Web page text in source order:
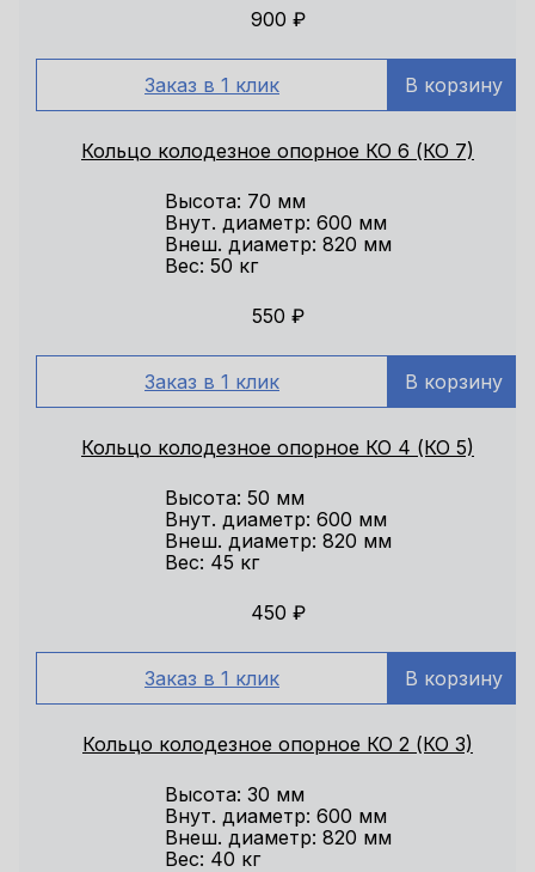
900 ₽
Заказ в 1 клик В корзину
Кольцо колодезное опорное КО 6 (КО 7)
Высота: 70 мм
Внут. диаметр: 600 мм
Внеш. диаметр: 820 мм
Вес: 50 кг
550 ₽
Заказ в 1 клик В корзину
Кольцо колодезное опорное КО 4 (КО 5)
Высота: 50 мм
Внут. диаметр: 600 мм
Внеш. диаметр: 820 мм
Вес: 45 кг
450 ₽
Заказ в 1 клик В корзину
Кольцо колодезное опорное КО 2 (КО 3)
Высота: 30 мм
Внут. диаметр: 600 мм
Внеш. диаметр: 820 мм
Вес: 40 кг